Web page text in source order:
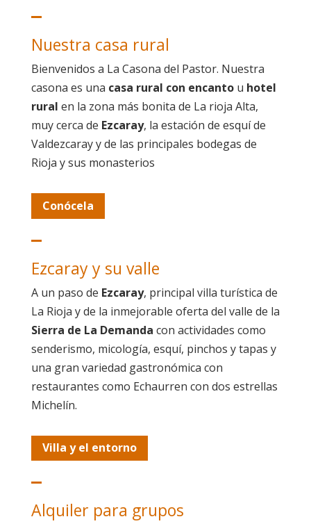
Nuestra casa rural
Bienvenidos a La Casona del Pastor. Nuestra
casona es una casa rural con encantou hotel
rural en la zona más bonita de La rioja Alta,
muy cerca de Ezcaray, la estación de esquí de
Valdezcaray y de las principales bodegas de
Rioja y sus monasterios
Conócela
Ezcaray y su valle
A un paso de Ezcaray, principal villa turística de
La Rioja y de la inmejorable oferta del valle de la
Sierra de La Demanda con actividades como
senderismo, micología, esquí, pinchos y tapas y
una gran variedad gastronómica con
restaurantes como Echaurren con dos estrellas
Michelín.
Villa y el entorno
Alquiler para grupos